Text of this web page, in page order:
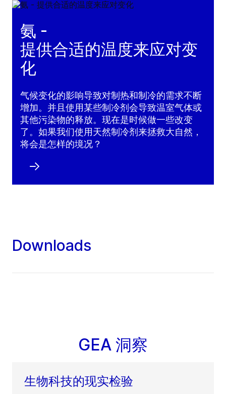
氨 -
提供合适的温度来应对变
化
气候变化的影响导致对制热和制冷的需求不断
增加。并且使用某些制冷剂会导致温室气体或
其他污染物的释放。现在是时候做一些改变
了。如果我们使用天然制冷剂来拯救大自然，
将会是怎样的境况？
Downloads
GEA 洞察
生物科技的现实检验